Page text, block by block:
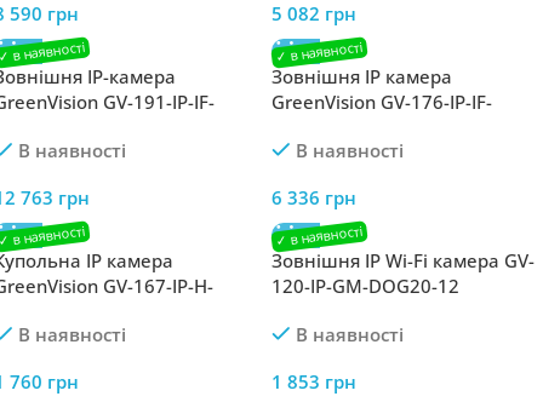
590 грн
5 082 грн
IP-камера
GV-191-IP-IF-
В наявності
763 грн
Зовнішня IP камера
GreenVision GV-176-IP-IF-
В наявності
6 336 грн
IP камера
GV-167-IP-H-
В наявності
760 грн
Зовнішня IP Wi-Fi камера GV-
120-IP-GM-DOG20-12
В наявності
1 853 грн